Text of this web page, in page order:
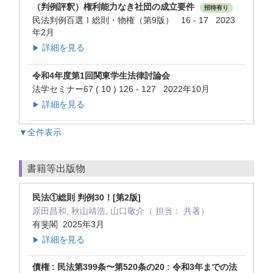
（判例評釈）権利能力なき社団の成立要件 招待有り
民法判例百選Ⅰ総則・物権（第9版） 16 - 17 2023
年2月
▶ 詳細を見る
令和4年度第1回関東学生法律討論会
法学セミナー67 ( 10 ) 126 - 127 2022年10月
▶ 詳細を見る
▼全件表示
書籍等出版物
民法①総則 判例30！[第2版]
原田昌和, 秋山靖浩, 山口敬介（ 担当： 共著）
有斐閣 2025年3月
▶ 詳細を見る
債権 : 民法第399条〜第520条の20 : 令和3年までの法